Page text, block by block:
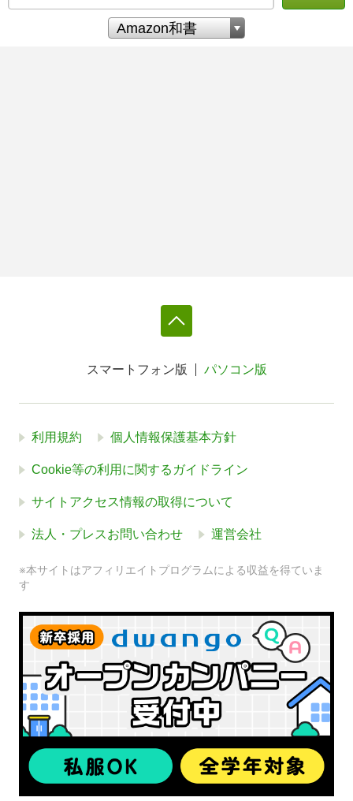
スマートフォン版 パソコン版
利用規約 個人情報保護基本方針
Cookie等の利用に関するガイドライン
サイトアクセス情報の取得について
法人・プレスお問い合わせ 運営会社
※本サイトはアフィリエイトプログラムによる収益を得ていま
す